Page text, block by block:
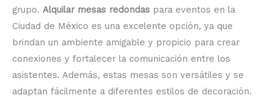
grupo. Alquilar mesas redondas para eventos en la
Ciudad de México es una excelente opción, ya que
brindan un ambiente amigable y propicio para crear
conexiones y fortalecer la comunicación entre los
asistentes. Además, estas mesas son versátiles y se
adaptan fácilmente a diferentes estilos de decoración.